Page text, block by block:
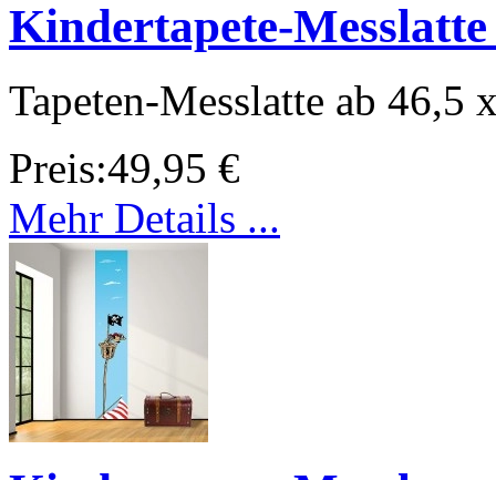
Kindertapete-
Tapeten-Messlatte ab 46,5
Preis:49,95 €
Mehr Details ...